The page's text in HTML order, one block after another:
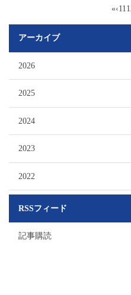
«‹11
アーカイブ
2026
2025
2024
2023
2022
RSSフィード
記事購読